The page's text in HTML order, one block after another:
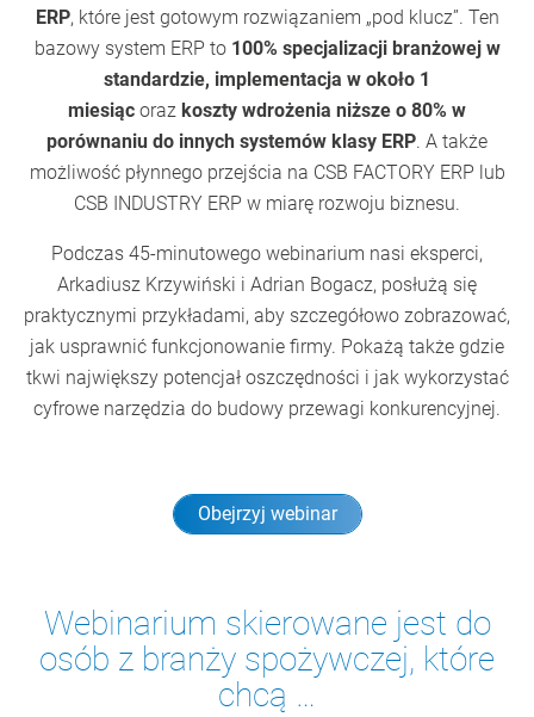
ERP, które jest gotowym rozwiązaniem „pod klucz”. Ten
bazowy system ERP to 100% specjalizacji branżowej w
standardzie, implementacja w około 1
miesiąc oraz koszty wdrożenia niższe o 80% w
porównaniu do innych systemów klasy ERP. A także
możliwość płynnego przejścia na CSB FACTORY ERP lub
CSB INDUSTRY ERP w miarę rozwoju biznesu.
Podczas 45-minutowego webinarium nasi eksperci,
Arkadiusz Krzywiński i Adrian Bogacz, posłużą się
praktycznymi przykładami, aby szczegółowo zobrazować,
jak usprawnić funkcjonowanie firmy. Pokażą także gdzie
tkwi największy potencjał oszczędności i jak wykorzystać
cyfrowe narzędzia do budowy przewagi konkurencyjnej.
Obejrzyj webinar
Webinarium skierowane jest do
osób z branży spożywczej, które
chcą …